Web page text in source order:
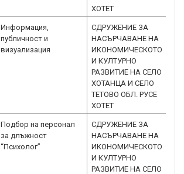
ХОТЕТ
Информация,
публичност и
визуализация
СДРУЖЕНИЕ ЗА
НАСЪРЧАВАНЕ НА
ИКОНОМИЧЕСКОТО
И КУЛТУРНО
РАЗВИТИЕ НА СЕЛО
ХОТАНЦА И СЕЛО
ТЕТОВО ОБЛ. РУСЕ
ХОТЕТ
Подбор на персонал
за длъжност
“Психолог”
СДРУЖЕНИЕ ЗА
НАСЪРЧАВАНЕ НА
ИКОНОМИЧЕСКОТО
И КУЛТУРНО
РАЗВИТИЕ НА СЕЛО